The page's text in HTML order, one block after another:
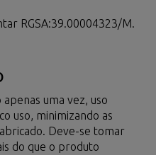
RGSA:39.00004323/M.
uma vez, uso
uso, minimizando as
Deve-se tomar
do que o produto